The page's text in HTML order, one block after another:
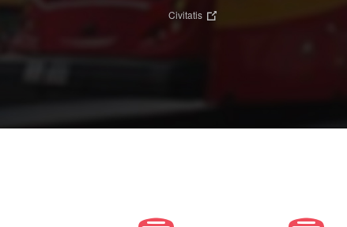
Civitatis